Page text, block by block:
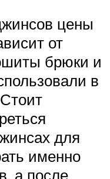
цены
от
брюки и
в
для
именно
а после